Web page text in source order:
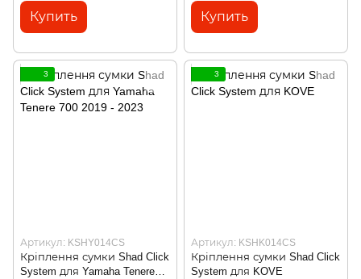
Купить Купить
3
Артикул: KSHY014CS
Кріплення сумки Shad Click
System для Yamaha Tenere
3
Артикул: KSHK014CS
Кріплення сумки Shad Click
System для KOVE